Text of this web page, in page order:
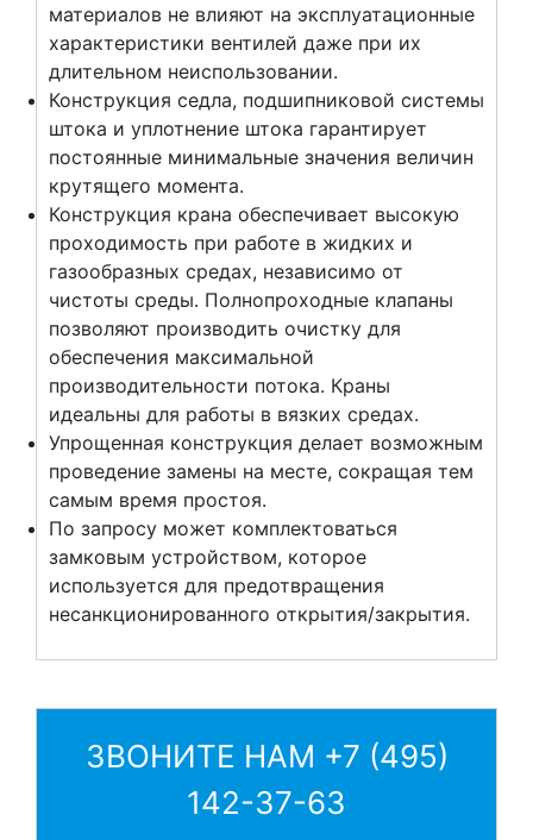
материалов не влияют на эксплуатационные
характеристики вентилей даже при их
длительном неиспользовании.
Конструкция седла, подшипниковой системы
штока и уплотнение штока гарантирует
постоянные минимальные значения величин
крутящего момента.
Конструкция крана обеспечивает высокую
проходимость при работе в жидких и
газообразных средах, независимо от
чистоты среды. Полнопроходные клапаны
позволяют производить очистку для
обеспечения максимальной
производительности потока. Краны
идеальны для работы в вязких средах.
Упрощенная конструкция делает возможным
проведение замены на месте, сокращая тем
самым время простоя.
По запросу может комплектоваться
замковым устройством, которое
используется для предотвращения
несанкционированного открытия/закрытия.
ЗВОНИТЕ НАМ +7 (495)
142-37-63